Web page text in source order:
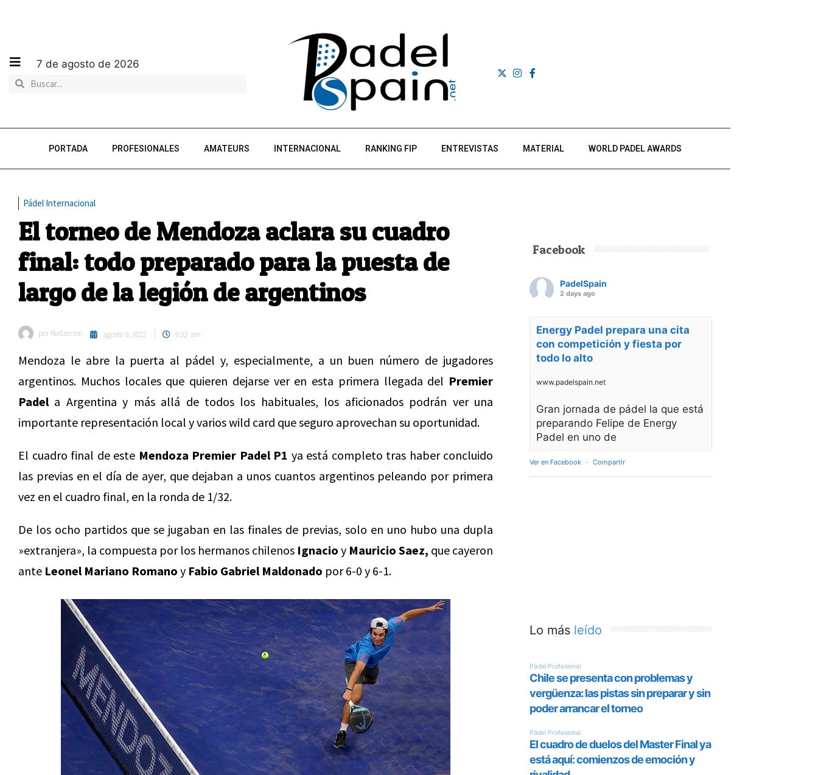
7 de agosto de 2026
PORTADA PROFESIONALES AMATEURS INTERNACIONAL RANKING FIP ENTREVISTAS MATERIAL WORLD PADEL AWARDS
Pádel Internacional
El torneo de Mendoza aclara su cuadro
final: todo preparado para la puesta de
largo de la legión de argentinos
por Redaccion agosto 9, 2022 9:22 am
Mendoza le abre la puerta al pádel y, especialmente, a un buen número de jugadores
argentinos. Muchos locales que quieren dejarse ver en esta primera llegada del Premier
Padela Argentina y más allá de todos los habituales, los aficionados podrán ver una
importante representación local y varios wild card que seguro aprovechan su oportunidad.
El cuadro final de este Mendoza Premier Padel P1 ya está completo tras haber concluido
las previas en el día de ayer, que dejaban a unos cuantos argentinos peleando por primera
vez en el cuadro final, en la ronda de 1/32.
De los ocho partidos que se jugaban en las finales de previas, solo en uno hubo una dupla
»extranjera», la compuesta por los hermanos chilenos Ignacio y Mauricio Saez, que cayeron
ante Leonel Mariano Romano y Fabio Gabriel Maldonado por 6-0 y 6-1.
Facebook
PadelSpain
2 days ago
Energy Padel prepara una cita
con competición y fiesta por
todo lo alto
www.padelspain.net
Gran jornada de pádel la que está
preparando Felipe de Energy
Padel en uno de
Ver en Facebook · Compartir
Lo más leído